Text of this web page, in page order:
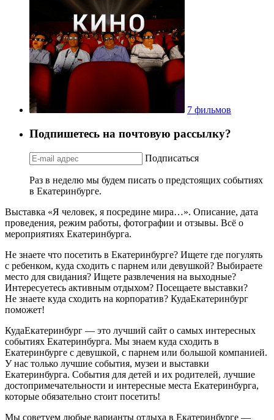
7 фильмов
Подпишетесь на почтовую рассылку?
Подписаться
Раз в неделю мы будем писать о предстоящих событиях
в Екатеринбурге.
Выставка «Я человек, я посредине мира…». Описание, дата
проведения, режим работы, фотографии и отзывы. Всё о
мероприятиях Екатеринбурга.
Не знаете что посетить в Екатеринбурге? Ищете где погулять
с ребенком, куда сходить с парнем или девушкой? Выбираете
место для свидания? Ищете развлечения на выходные?
Интересуетесь активным отдыхом? Посещаете выставки?
Не знаете куда сходить на корпоратив? КудаЕкатеринбург
поможет!
КудаЕкатеринбург — это лучший сайт о самых интересных
событиях Екатеринбурга. Мы знаем куда сходить в
Екатеринбурге с девушкой, с парнем или большой компанией.
У нас только лучшие события, музеи и выставки
Екатеринбурга. События для детей и их родителей, лучшие
достопримечательности и интересные места Екатеринбурга,
которые обязательно стоит посетить!
Мы советуем любые варианты отдыха в Екатеринбурге —